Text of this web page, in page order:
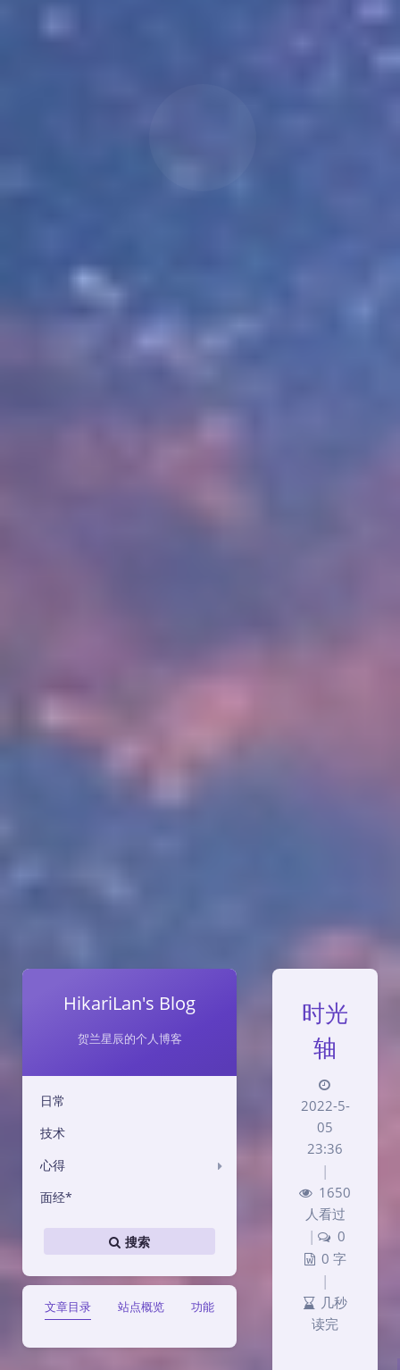
HikariLan's Blog
贺兰星辰的个人博客
日常
技术
心得
面经*
搜索
文章目录 站点概览 功能
时光
轴
2022-5-
05
23:36
1650
人看过
0
0 字
几秒
读完